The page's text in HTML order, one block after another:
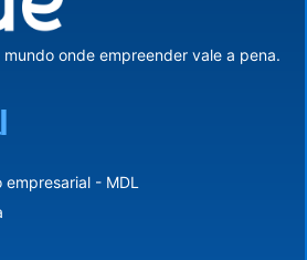
onde empreender vale a pena.
- MDL